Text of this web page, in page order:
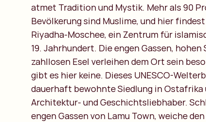
atmet Tradition und Mystik. Mehr als 90
Bevölkerung sind Muslime, und hier
Riyadha-Moschee, ein Zentrum für
19. Jahrhundert. Die engen Gassen, hohen
zahllosen Esel verleihen dem Ort sein
gibt es hier keine. Dieses UNESCO-
dauerhaft bewohnte Siedlung in Ostafrika
Architektur- und Geschichtsliebhaber.
engen Gassen von Lamu Town, weiche